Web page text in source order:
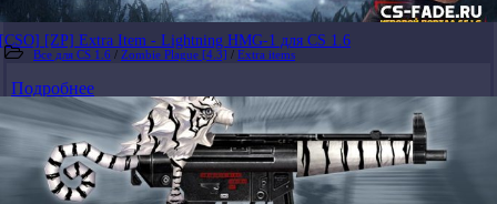
[CSO] [ZP] Extra Item - Lightning HMG-1 для CS 1.6
Все для CS 1.6 / Zombie Plague [4.3] / Extra items
Подробнее